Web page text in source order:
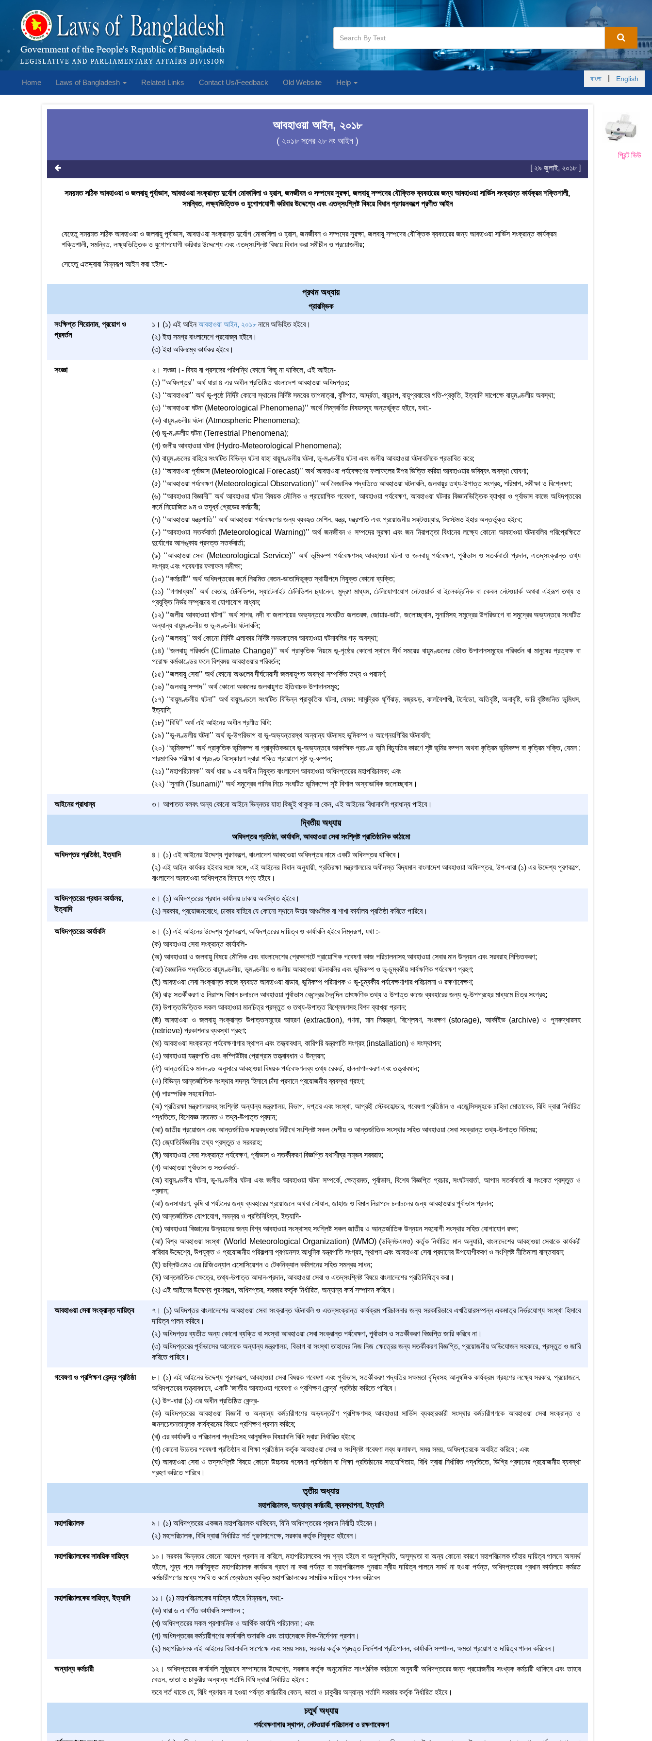
Home Laws of Bangladesh Related Links Contact Us/Feedback Old Website Help বাংলা English
প্রিন্ট ভিউ
আবহাওয়া আইন, ২০১৮
( ২০১৮ সনের ২৮ নং আইন )
[ ২৯ জুলাই, ২০১৮ ]
সময়মত সঠিক আবহাওয়া ও জলবায়ু পূর্বাভাস, আবহাওয়া সংক্রান্ত দুর্যোগ মোকাবিলা ও হ্রাস, জনজীবন ও সম্পদের সুরক্ষা, জলবায়ু সম্পদের যৌক্তিক ব্যবহারের জন্য আবহাওয়া সার্ভিস সংক্রান্ত কার্যক্রম শক্তিশালী,
সমন্বিত, লক্ষ্যভিত্তিক ও যুগোপযোগী করিবার উদ্দেশ্যে এবং এতদ্‌সংশ্লিষ্ট বিষয়ে বিধান প্রণয়নকল্পে প্রণীত আইন
যেহেতু সময়মত সঠিক আবহাওয়া ও জলবায়ু পূর্বাভাস, আবহাওয়া সংক্রান্ত দুর্যোগ মোকাবিলা ও হ্রাস, জনজীবন ও সম্পদের সুরক্ষা, জলবায়ু সম্পদের যৌক্তিক ব্যবহারের জন্য আবহাওয়া সার্ভিস সংক্রান্ত কার্যক্রম
শক্তিশালী, সমন্বিত, লক্ষ্যভিত্তিক ও যুগোপযোগী করিবার উদ্দেশ্যে এবং এতদ্‌সংশ্লিষ্ট বিষয়ে বিধান করা সমীচীন ও প্রয়োজনীয়;
সেহেতু এতদ্দ্বারা নিম্নরূপ আইন করা হইল:-
প্রথম অধ্যায়
প্রারম্ভিক
সংক্ষিপ্ত শিরোনাম, প্রয়োগ ও
প্রবর্তন
১। (১) এই আইনআবহাওয়া আইন, ২০১৮নামে অভিহিত হইবে।
(২) ইহা সমগ্র বাংলাদেশে প্রযোজ্য হইবে।
(৩) ইহা অবিলম্বে কার্যকর হইবে।
সংজ্ঞা
২। সংজ্ঞা।- বিষয় বা প্রসঙ্গের পরিপন্থি কোনো কিছু না থাকিলে, এই আইনে-
(১) ‘‘অধিদপ্তর’’ অর্থ ধারা ৪ এর অধীন প্রতিষ্ঠিত বাংলাদেশ আবহাওয়া অধিদপ্তর;
(২) ‘‘আবহাওয়া’’ অর্থ ভূ-পৃষ্ঠে নির্দিষ্ট কোনো স্থানের নির্দিষ্ট সময়ের তাপমাত্রা, বৃষ্টিপাত, আর্দ্রতা, বায়ুচাপ, বায়ুপ্রবাহের গতি-প্রকৃতি, ইত্যাদি সাপেক্ষে বায়ুমণ্ডলীয় অবস্থা;
(৩) ‘‘আবহাওয়া ঘটনা (Meteorological Phenomena)’’ অর্থে নিম্নবর্ণিত বিষয়সমূহ অন্তর্ভুক্ত হইবে, যথা:-
(ক) বায়ুমণ্ডলীয় ঘটনা (Atmospheric Phenomena);
(খ) ভূ-মণ্ডলীয় ঘটনা (Terrestrial Phenomena);
(গ) জলীয় আবহাওয়া ঘটনা (Hydro-Meteorological Phenomena);
(ঘ) বায়ুমণ্ডলের বাহিরে সংঘটিত বিভিন্ন ঘটনা যাহা বায়ুমণ্ডলীয় ঘটনা, ভূ-মণ্ডলীয় ঘটনা এবং জলীয় আবহাওয়া ঘটনাবলিকে প্রভাবিত করে;
(৪) ‘‘আবহাওয়া পূর্বাভাস (Meteorological Forecast)’’ অর্থ আবহাওয়া পর্যবেক্ষণের ফলাফলের উপর ভিত্তি করিয়া আবহাওয়ার ভবিষ্যৎ অবস্থা ঘোষণা;
(৫) ‘‘আবহাওয়া পর্যবেক্ষণ (Meteorological Observation)’’ অর্থ বৈজ্ঞানিক পদ্ধতিতে আবহাওয়া ঘটনাবলি, জলবায়ুর তথ্য-উপাত্ত সংগ্রহ, পরিমাপ, সমীক্ষা ও বিশ্লেষণ;
(৬) ‘‘আবহাওয়া বিজ্ঞানী’’ অর্থ আবহাওয়া ঘটনা বিষয়ক মৌলিক ও প্রায়োগিক গবেষণা, আবহাওয়া পর্যবেক্ষণ, আবহাওয়া ঘটনার বিজ্ঞানভিত্তিক ব্যাখ্যা ও পূর্বাভাস কাজে অধিদপ্তরের
কর্মে নিয়োজিত ৯ম ও তদূর্ধ্ব গ্রেডের কর্মচারী;
(৭) ‘‘আবহাওয়া যন্ত্রপাতি’’ অর্থ আবহাওয়া পর্যবেক্ষণের জন্য ব্যবহৃত মেশিন, যন্ত্র, যন্ত্রপাতি এবং প্রয়োজনীয় সফ্‌টওয়্যার, সিস্টেমও ইহার অন্তর্ভুক্ত হইবে;
(৮) ‘‘আবহাওয়া সতর্কবার্তা (Meteorological Warning)’’ অর্থ জনজীবন ও সম্পদের সুরক্ষা এবং জন নিরাপত্তা বিধানের লক্ষ্যে কোনো আবহাওয়া ঘটনাবলির পরিপ্রেক্ষিতে
দুর্যোগের আশঙ্কায় প্রদত্ত সতর্কবার্তা;
(৯) ‘‘আবহাওয়া সেবা (Meteorological Service)’’ অর্থ ভূমিকম্প পর্যবেক্ষণসহ আবহাওয়া ঘটনা ও জলবায়ু পর্যবেক্ষণ, পূর্বাভাস ও সতর্কবার্তা প্রদান, এতদ্‌সংক্রান্ত তথ্য
সংগ্রহ এবং গবেষণার ফলাফল সমীক্ষা;
(১০) ‘‘কর্মচারী’’ অর্থ অধিদপ্তরের কর্মে নিয়মিত বেতন-ভাতাদিভুক্ত স্থায়ীপদে নিযুক্ত কোনো ব্যক্তি;
(১১) ‘‘গণমাধ্যম’’ অর্থ বেতার, টেলিভিশন, স্যাটেলাইট টেলিভিশন চ্যানেল, মুদ্রণ মাধ্যম, টেলিযোগাযোগ নেটওয়ার্ক বা ইলেকট্রনিক বা কেবল নেটওয়ার্ক অথবা এইরূপ তথ্য ও
প্রযুক্তি নির্ভর সম্প্রচার বা যোগাযোগ মাধ্যম;
(১২) ‘‘জলীয় আবহাওয়া ঘটনা’’ অর্থ সাগর, নদী বা জলাশয়ের অভ্যন্তরে সংঘটিত জলতরঙ্গ, জোয়ার-ভাটা, জলোচ্ছ্বাস, সুনামিসহ সমুদ্রের উপরিভাগে বা সমুদ্রের অভ্যন্তরে সংঘটিত
অন্যান্য বায়ুমণ্ডলীয় ও ভূ-মণ্ডলীয় ঘটনাবলি;
(১৩) ‘‘জলবায়ু’’ অর্থ কোনো নির্দিষ্ট এলাকার নির্দিষ্ট সময়কালের আবহাওয়া ঘটনাবলির গড় অবস্থা;
(১৪) ‘‘জলবায়ু পরিবর্তন (Climate Change)’’ অর্থ প্রাকৃতিক নিয়মে ভূ-পৃষ্ঠের কোনো স্থানে দীর্ঘ সময়ের বায়ুমণ্ডলের ভৌত উপাদানসমূহের পরিবর্তন বা মানুষের প্রত্যক্ষ বা
পরোক্ষ কর্মকাণ্ডের ফলে বিশ্বময় আবহাওয়ার পরিবর্তন;
(১৫) ‘‘জলবায়ু সেবা’’ অর্থ কোনো অঞ্চলের দীর্ঘমেয়াদী জলবায়ুগত অবস্থা সম্পর্কিত তথ্য ও পরামর্শ;
(১৬) ‘‘জলবায়ু সম্পদ’’ অর্থ কোনো অঞ্চলের জলবায়ুগত ইতিবাচক উপাদানসমূহ;
(১৭) ‘‘বায়ুমণ্ডলীয় ঘটনা’’ অর্থ বায়ুমণ্ডলে সংঘটিত বিভিন্ন প্রাকৃতিক ঘটনা, যেমন: সামুদ্রিক ঘূর্ণিঝড়, বজ্রঝড়, কালবৈশাখী, টর্নেডো, অতিবৃষ্টি, অনাবৃষ্টি, ভারি বৃষ্টিজনিত ভূমিধস,
ইত্যাদি;
(১৮) ‘‘বিধি’’ অর্থ এই আইনের অধীন প্রণীত বিধি;
(১৯) ‘‘ভূ-মণ্ডলীয় ঘটনা’’ অর্থ ভূ-উপরিভাগ বা ভূ-অভ্যন্তরস্থ অন্যান্য ঘটনাসহ ভূমিকম্প ও আগ্নেয়গিরির ঘটনাবলি;
(২০) ‘‘ভূমিকম্প’’ অর্থ প্রাকৃতিক ভূমিকম্প বা প্রাকৃতিকভাবে ভূ-অভ্যন্তরে আকস্মিক প্রচণ্ড ভূমি বিচ্যুতির কারণে সৃষ্ট ভূমির কম্পন অথবা কৃত্রিম ভূমিকম্প বা কৃত্রিম শক্তি, যেমন :
পারমাণবিক পরীক্ষা বা প্রচণ্ড বিস্ফোরণ দ্বারা শক্তি প্রয়োগে সৃষ্ট ভূ-কম্পন;
(২১) ‘‘মহাপরিচালক’’ অর্থ ধারা ৯ এর অধীন নিযুক্ত বাংলাদেশ আবহাওয়া অধিদপ্তরের মহাপরিচালক; এবং
(২২) ‘‘সুনামি (Tsunami)’’ অর্থ সমুদ্রের পানির নিচে সংঘটিত ভূমিকম্পে সৃষ্ট বিশাল অস্বাভাবিক জলোচ্ছ্বাস।
আইনের প্রাধান্য ৩। আপাতত বলবৎ অন্য কোনো আইনে ভিন্নতর যাহা কিছুই থাকুক না কেন, এই আইনের বিধানাবলি প্রাধান্য পাইবে।
দ্বিতীয় অধ্যায়
অধিদপ্তর প্রতিষ্ঠা, কার্যাবলি, আবহাওয়া সেবা সংশ্লিষ্ট প্রাতিষ্ঠানিক কাঠামো
অধিদপ্তর প্রতিষ্ঠা, ইত্যাদি
৪। (১) এই আইনের উদ্দেশ্য পূরণকল্পে, বাংলাদেশ আবহাওয়া অধিদপ্তর নামে একটি অধিদপ্তর থাকিবে।
(২) এই আইন কার্যকর হইবার সঙ্গে সঙ্গে, এই আইনের বিধান অনুযায়ী, প্রতিরক্ষা মন্ত্রণালয়ের অধীনস্ত বিদ্যমান বাংলাদেশ আবহাওয়া অধিদপ্তর, উপ-ধারা (১) এর উদ্দেশ্য পূরণকল্পে,
বাংলাদেশ আবহাওয়া অধিদপ্তর হিসাবে গণ্য হইবে।
অধিদপ্তরের প্রধান কার্যালয়,
ইত্যাদি
৫। (১) অধিদপ্তরের প্রধান কার্যালয় ঢাকায় অবস্থিত হইবে।
(২) সরকার, প্রয়োজনবোধে, ঢাকার বাহিরে যে কোনো স্থানে উহার আঞ্চলিক বা শাখা কার্যালয় প্রতিষ্ঠা করিতে পারিবে।
অধিদপ্তরের কার্যাবলি
৬। (১) এই আইনের উদ্দেশ্য পূরণকল্পে, অধিদপ্তরের দায়িত্ব ও কার্যাবলি হইবে নিম্নরূপ, যথা :-
(ক) আবহাওয়া সেবা সংক্রান্ত কার্যাবলি-
(অ) আবহাওয়া ও জলবায়ু বিষয়ে মৌলিক এবং বাংলাদেশের প্রেক্ষাপটে প্রায়োগিক গবেষণা কাজ পরিচালনাসহ আবহাওয়া সেবার মান উন্নয়ন এবং সরবরাহ নিশ্চিতকরণ;
(আ) বৈজ্ঞানিক পদ্ধতিতে বায়ুমণ্ডলীয়, ভূমণ্ডলীয় ও জলীয় আবহাওয়া ঘটনাবলির এবং ভূমিকম্প ও ভূ-চুম্বকীয় সার্বক্ষণিক পর্যবেক্ষণ গ্রহণ;
(ই) আবহাওয়া সেবা সংক্রান্ত কাজে ব্যবহৃত আবহাওয়া রাডার, ভূমিকম্প পরিমাপক ও ভূ-চুম্বকীয় পর্যবেক্ষণাগার পরিচালনা ও রক্ষণাবেক্ষণ;
(ঈ) ঝড় সতর্কীকরণ ও নিরাপদ বিমান চলাচলে আবহাওয়া পূর্বাভাস কেন্দ্রের দৈনন্দিন তাৎক্ষণিক তথ্য ও উপাত্ত কাজে ব্যবহারের জন্য ভূ-উপগ্রহের মাধ্যমে চিত্র সংগ্রহ;
(উ) উপাত্তভিত্তিক সকল আবহাওয়া মানচিত্র প্রস্তুত ও তথ্য-উপাত্ত বিশ্লেষণসহ বিশদ ব্যাখ্যা প্রদান;
(ঊ) আবহাওয়া ও জলবায়ু সংক্রান্ত উপাত্তসমূহের আহরণ (extraction), গণনা, মান নিয়ন্ত্রণ, বিশ্লেষণ, সংরক্ষণ (storage), আর্কাইভ (archive) ও পুনরুদ্ধারসহ
(retrieve) প্রকাশনার ব্যবস্থা গ্রহণ;
(ঋ) আবহাওয়া সংক্রান্ত পর্যবেক্ষণাগার স্থাপন এবং তত্ত্বাবধান, কারিগরি যন্ত্রপাতি সংগ্রহ (installation) ও সংস্থাপন;
(এ) আবহাওয়া যন্ত্রপাতি এবং কম্পিউটার প্রোগ্রাম তত্ত্বাবধান ও উন্নয়ন;
(ঐ) আন্তর্জাতিক মানদণ্ড অনুসারে আবহাওয়া বিষয়ক পর্যবেক্ষণলব্ধ তথ্য রেকর্ড, হালনাগাদকরণ এবং তত্ত্বাবধান;
(ও) বিভিন্ন আন্তর্জাতিক সংস্থার সদস্য হিসাবে চাঁদা প্রদানে প্রয়োজনীয় ব্যবস্থা গ্রহণ;
(খ) পারস্পরিক সহযোগিতা-
(অ) প্রতিরক্ষা মন্ত্রণালয়সহ সংশ্লিষ্ট অন্যান্য মন্ত্রণালয়, বিভাগ, দপ্তর এবং সংস্থা, আগ্রহী স্টেকহোল্ডার, গবেষণা প্রতিষ্ঠান ও এজেন্সিসমূহকে চাহিদা মোতাবেক, বিধি দ্বারা নির্ধারিত
পদ্ধতিতে, বিশেষজ্ঞ মতামত ও তথ্য-উপাত্ত প্রদান;
(আ) জাতীয় প্রয়োজন এবং আন্তর্জাতিক দায়বদ্ধতার নিরীখে সংশ্লিষ্ট সকল দেশীয় ও আন্তর্জাতিক সংস্থার সহিত আবহাওয়া সেবা সংক্রান্ত তথ্য-উপাত্ত বিনিময়;
(ই) জ্যোতির্বিজ্ঞানীয় তথ্য প্রস্তুত ও সরবরাহ;
(ঈ) আবহাওয়া সেবা সংক্রান্ত পর্যবেক্ষণ, পূর্বাভাস ও সতর্কীকরণ বিজ্ঞপ্তি যথাশীঘ্র সম্ভব সরবরাহ;
(গ) আবহাওয়া পূর্বাভাস ও সতর্কবার্তা-
(অ) বায়ুমণ্ডলীয় ঘটনা, ভূ-মণ্ডলীয় ঘটনা এবং জলীয় আবহাওয়া ঘটনা সম্পর্কে, ক্ষেত্রমত, পূর্বাভাস, বিশেষ বিজ্ঞপ্তি প্রচার, সংঘটনবার্তা, আগাম সতর্কবার্তা বা সংকেত প্রস্তুত ও
প্রদান;
(আ) জনসাধারণ, কৃষি বা পর্যটনের জন্য ব্যবহারের প্রয়োজনে অথবা নৌযান, জাহাজ ও বিমান নিরাপদে চলাচলের জন্য আবহাওয়ার পূর্বাভাস প্রদান;
(ঘ) আন্তর্জাতিক যোগাযোগ, সমন্বয় ও প্রতিনিধিত্ব, ইত্যাদি-
(অ) আবহাওয়া বিজ্ঞানের উন্নয়নের জন্য বিশ্ব আবহাওয়া সংস্থাসহ সংশ্লিষ্ট সকল জাতীয় ও আন্তর্জাতিক উন্নয়ন সহযোগী সংস্থার সহিত যোগাযোগ রক্ষা;
(আ) বিশ্ব আবহাওয়া সংস্থা (World Meteorological Organization) (WMO) (ডব্লিউএমও) কর্তৃক নির্ধারিত মান অনুযায়ী, বাংলাদেশের আবহাওয়া সেবাকে কার্যকরী
করিবার উদ্দেশ্যে, উপযুক্ত ও প্রয়োজনীয় পরিকল্পনা প্রণয়নসহ আধুনিক যন্ত্রপাতি সংগ্রহ, স্থাপন এবং আবহাওয়া সেবা প্রদানের উপযোগীকরণ ও সংশ্লিষ্ট নীতিমালা বাস্তবায়ন;
(ই) ডব্লিউএমও এর রিজিওন্যাল এসোসিয়েশন ও টেকনিক্যাল কমিশনের সহিত সমন্বয় সাধন;
(ঈ) আন্তর্জাতিক ক্ষেত্রে, তথ্য-উপাত্ত আদান-প্রদান, আবহাওয়া সেবা ও এতদ্‌সংশ্লিষ্ট বিষয়ে বাংলাদেশের প্রতিনিধিত্ব করা।
(২) এই আইনের উদ্দেশ্য পূরণকল্পে, অধিদপ্তর, সরকার কর্তৃক নির্ধারিত, অন্যান্য কার্য সম্পাদন করিবে।
আবহাওয়া সেবা সংক্রান্ত দায়িত্ব
৭। (১) অধিদপ্তর বাংলাদেশের আবহাওয়া সেবা সংক্রান্ত ঘটনাবলি ও এতদ্‌সংক্রান্ত কার্যক্রম পরিচালনার জন্য সরকারিভাবে এখতিয়ারসম্পন্ন একমাত্র নির্ভরযোগ্য সংস্থা হিসাবে
দায়িত্ব পালন করিবে।
(২) অধিদপ্তর ব্যতীত অন্য কোনো ব্যক্তি বা সংস্থা আবহাওয়া সেবা সংক্রান্ত পর্যবেক্ষণ, পূর্বাভাস ও সতর্কীকরণ বিজ্ঞপ্তি জারি করিবে না।
(৩) অধিদপ্তরের পূর্বাভাসের আলোকে অন্যান্য মন্ত্রণালয়, বিভাগ বা সংস্থা তাহাদের নিজ নিজ ক্ষেত্রের জন্য সতর্কীকরণ বিজ্ঞপ্তি, প্রয়োজনীয় অভিযোজন সহকারে, প্রস্তুত ও জারি
করিতে পারিবে।
গবেষণা ও প্রশিক্ষণ কেন্দ্র প্রতিষ্ঠা
৮। (১) এই আইনের উদ্দেশ্য পূরণকল্পে, আবহাওয়া সেবা বিষয়ক গবেষণা এবং পূর্বাভাস, সতর্কীকরণ পদ্ধতির সক্ষমতা বৃদ্ধিসহ আনুষঙ্গিক কার্যক্রম গ্রহণের লক্ষ্যে সরকার, প্রয়োজনে,
অধিদপ্তরের তত্ত্বাবধানে, একটি ‘জাতীয় আবহাওয়া গবেষণা ও প্রশিক্ষণ কেন্দ্র’ প্রতিষ্ঠা করিতে পারিবে।
(২) উপ-ধারা (১) এর অধীন প্রতিষ্ঠিত কেন্দ্র-
(ক) অধিদপ্তরের আবহাওয়া বিজ্ঞানী ও অন্যান্য কর্মচারীগণের অভ্যন্তরীণ প্রশিক্ষণসহ আবহাওয়া সার্ভিস ব্যবহারকারী সংস্থার কর্মচারীগণকে আবহাওয়া সেবা সংক্রান্ত ও
জনসচেতনতামূলক কার্যক্রমের বিষয়ে প্রশিক্ষণ প্রদান করিবে;
(খ) এর কার্যাবলী ও পরিচালনা পদ্ধতিসহ আনুষঙ্গিক বিষয়াবলি বিধি দ্বারা নির্ধারিত হইবে;
(গ) কোনো উচ্চতর গবেষণা প্রতিষ্ঠান বা শিক্ষা প্রতিষ্ঠান কর্তৃক আবহাওয়া সেবা ও সংশ্লিষ্ট গবেষণা লব্ধ ফলাফল, সময় সময়, অধিদপ্তরকে অবহিত করিবে ; এবং
(ঘ) আবহাওয়া সেবা ও তদ্‌সংশ্লিষ্ট বিষয়ে কোনো উচ্চতর গবেষণা প্রতিষ্ঠান বা শিক্ষা প্রতিষ্ঠানের সহযোগিতায়, বিধি দ্বারা নির্ধারিত পদ্ধতিতে, ডিগ্রি প্রদানের প্রয়োজনীয় ব্যবস্থা
গ্রহণ করিতে পারিবে।
তৃতীয় অধ্যায়
মহাপরিচালক, অন্যান্য কর্মচারী, ব্যবস্থাপনা, ইত্যাদি
মহাপরিচালক
৯। (১) অধিদপ্তরের একজন মহাপরিচালক থাকিবেন, যিনি অধিদপ্তরের প্রধান নির্বাহী হইবেন।
(২) মহাপরিচালক, বিধি দ্বারা নির্ধারিত শর্ত পূরণসাপেক্ষে, সরকার কর্তৃক নিযুক্ত হইবেন।
মহাপরিচালকের সাময়িক দায়িত্ব
১০। সরকার ভিন্নতর কোনো আদেশ প্রদান না করিলে, মহাপরিচালকের পদ শূন্য হইলে বা অনুপস্থিতি, অসুস্থতা বা অন্য কোনো কারণে মহাপরিচালক তাঁহার দায়িত্ব পালনে অসমর্থ
হইলে, শূন্য পদে নবনিযুক্ত মহাপরিচালক কার্যভার গ্রহণ না করা পর্যন্ত বা মহাপরিচালক পুনরায় স্বীয় দায়িত্ব পালনে সমর্থ না হওয়া পর্যন্ত, অধিদপ্তরের প্রধান কার্যালয়ে কর্মরত
কর্মচারীগণের মধ্যে পদবি ও কর্মে জ্যেষ্ঠতম ব্যক্তি মহাপরিচালকের সাময়িক দায়িত্ব পালন করিবেন
মহাপরিচালকের দায়িত্ব, ইত্যাদি
১১। (১) মহাপরিচালকের দায়িত্ব হইবে নিম্নরূপ, যথা:-
(ক) ধারা ৬ এ বর্ণিত কার্যাবলি সম্পাদন ;
(খ) অধিদপ্তরের সকল প্রশাসনিক ও আর্থিক কার্যাদি পরিচালনা ; এবং
(গ) অধিদপ্তরের কর্মচারীগণের কার্যাবলি তদারকি এবং তাহাদেরকে দিক-নির্দেশনা প্রদান।
(২) মহাপরিচালক এই আইনের বিধানাবলি সাপেক্ষে এবং সময় সময়, সরকার কর্তৃক প্রদত্ত নির্দেশনা প্রতিপালন, কার্যাবলি সম্পাদন, ক্ষমতা প্রয়োগ ও দায়িত্ব পালন করিবেন।
অন্যান্য কর্মচারী
১২। অধিদপ্তরের কার্যাবলি সুষ্ঠুভাবে সম্পাদনের উদ্দেশ্যে, সরকার কর্তৃক অনুমোদিত সাংগঠনিক কাঠামো অনুযায়ী অধিদপ্তরের জন্য প্রয়োজনীয় সংখ্যক কর্মচারী থাকিবে এবং তাহার
বেতন, ভাতা ও চাকুরীর অন্যান্য শর্তাদি বিধি দ্বারা নির্ধারিত হইবে :
তবে শর্ত থাকে যে, বিধি প্রণয়ন না হওয়া পর্যন্ত কর্মচারীর বেতন, ভাতা ও চাকুরীর অন্যান্য শর্তাদি সরকার কর্তৃক নির্ধারিত হইবে।
চতুর্থ অধ্যায়
পর্যবেক্ষণাগার স্থাপন, নেটওয়ার্ক পরিচালনা ও রক্ষণাবেক্ষণ